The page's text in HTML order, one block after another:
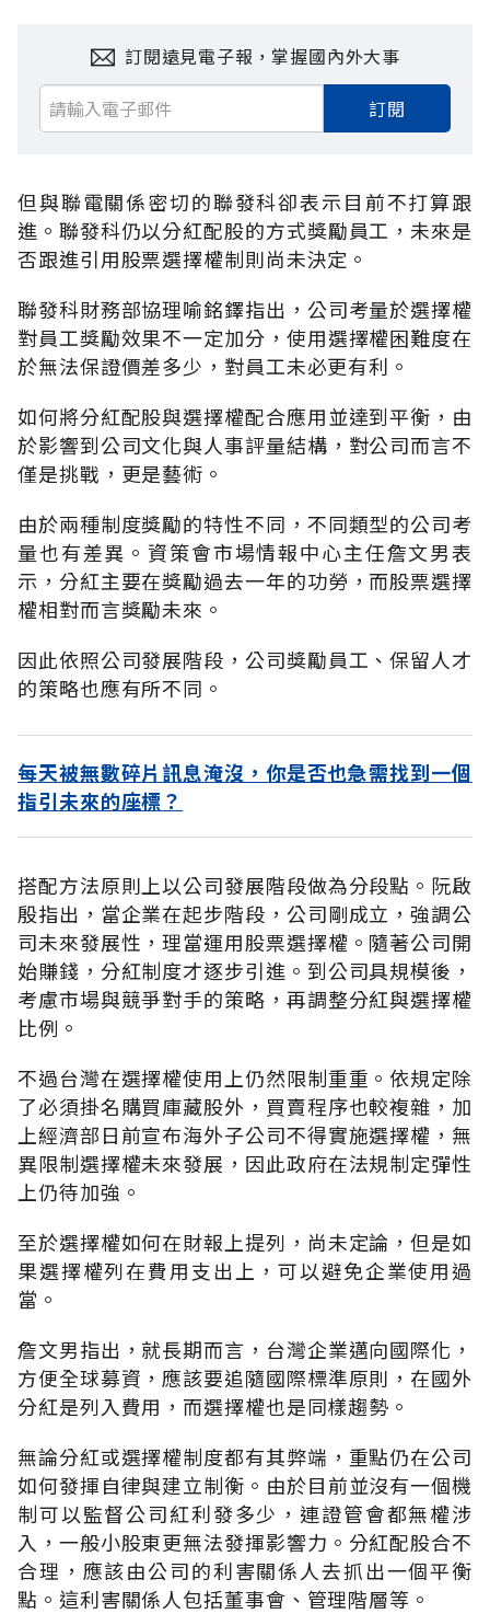
訂閱遠見電子報，掌握國內外大事
訂閱
但與聯電關係密切的聯發科卻表示目前不打算跟
進。聯發科仍以分紅配股的方式獎勵員工，未來是
否跟進引用股票選擇權制則尚未決定。
聯發科財務部協理喻銘鐸指出，公司考量於選擇權
對員工獎勵效果不一定加分，使用選擇權困難度在
於無法保證價差多少，對員工未必更有利。
如何將分紅配股與選擇權配合應用並達到平衡，由
於影響到公司文化與人事評量結構，對公司而言不
僅是挑戰，更是藝術。
由於兩種制度獎勵的特性不同，不同類型的公司考
量也有差異。資策會市場情報中心主任詹文男表
示，分紅主要在獎勵過去一年的功勞，而股票選擇
權相對而言獎勵未來。
因此依照公司發展階段，公司獎勵員工、保留人才
的策略也應有所不同。
每天被無數碎片訊息淹沒，你是否也急需找到一個
指引未來的座標？
搭配方法原則上以公司發展階段做為分段點。阮啟
殷指出，當企業在起步階段，公司剛成立，強調公
司未來發展性，理當運用股票選擇權。隨著公司開
始賺錢，分紅制度才逐步引進。到公司具規模後，
考慮市場與競爭對手的策略，再調整分紅與選擇權
比例。
不過台灣在選擇權使用上仍然限制重重。依規定除
了必須掛名購買庫藏股外，買賣程序也較複雜，加
上經濟部日前宣布海外子公司不得實施選擇權，無
異限制選擇權未來發展，因此政府在法規制定彈性
上仍待加強。
至於選擇權如何在財報上提列，尚未定論，但是如
果選擇權列在費用支出上，可以避免企業使用過
當。
詹文男指出，就長期而言，台灣企業邁向國際化，
方便全球募資，應該要追隨國際標準原則，在國外
分紅是列入費用，而選擇權也是同樣趨勢。
無論分紅或選擇權制度都有其弊端，重點仍在公司
如何發揮自律與建立制衡。由於目前並沒有一個機
制可以監督公司紅利發多少，連證管會都無權涉
入，一般小股東更無法發揮影響力。分紅配股合不
合理，應該由公司的利害關係人去抓出一個平衡
點。這利害關係人包括董事會、管理階層等。